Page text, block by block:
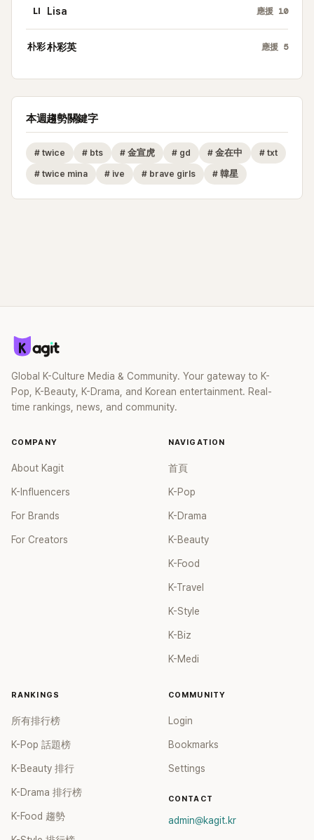
LI Lisa 應援 10
朴彩朴彩英 應援 5
本週趨勢關鍵字
# twice # bts # 金宣虎 # gd # 金在中 # txt
# twice mina # ive # brave girls # 韓星
Global K-Culture Media & Community. Your gateway to K-
Pop, K-Beauty, K-Drama, and Korean entertainment. Real-
time rankings, news, and community.
COMPANY
About Kagit
K-Influencers
For Brands
For Creators
NAVIGATION
首頁
K-Pop
K-Drama
K-Beauty
K-Food
K-Travel
K-Style
K-Biz
K-Medi
RANKINGS
所有排行榜
K-Pop 話題榜
K-Beauty 排行
K-Drama 排行榜
K-Food 趨勢
COMMUNITY
Login
Bookmarks
Settings
CONTACT
admin@kagit.kr